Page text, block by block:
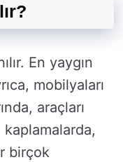
En yaygın
mobilyaları
araçları
birçok